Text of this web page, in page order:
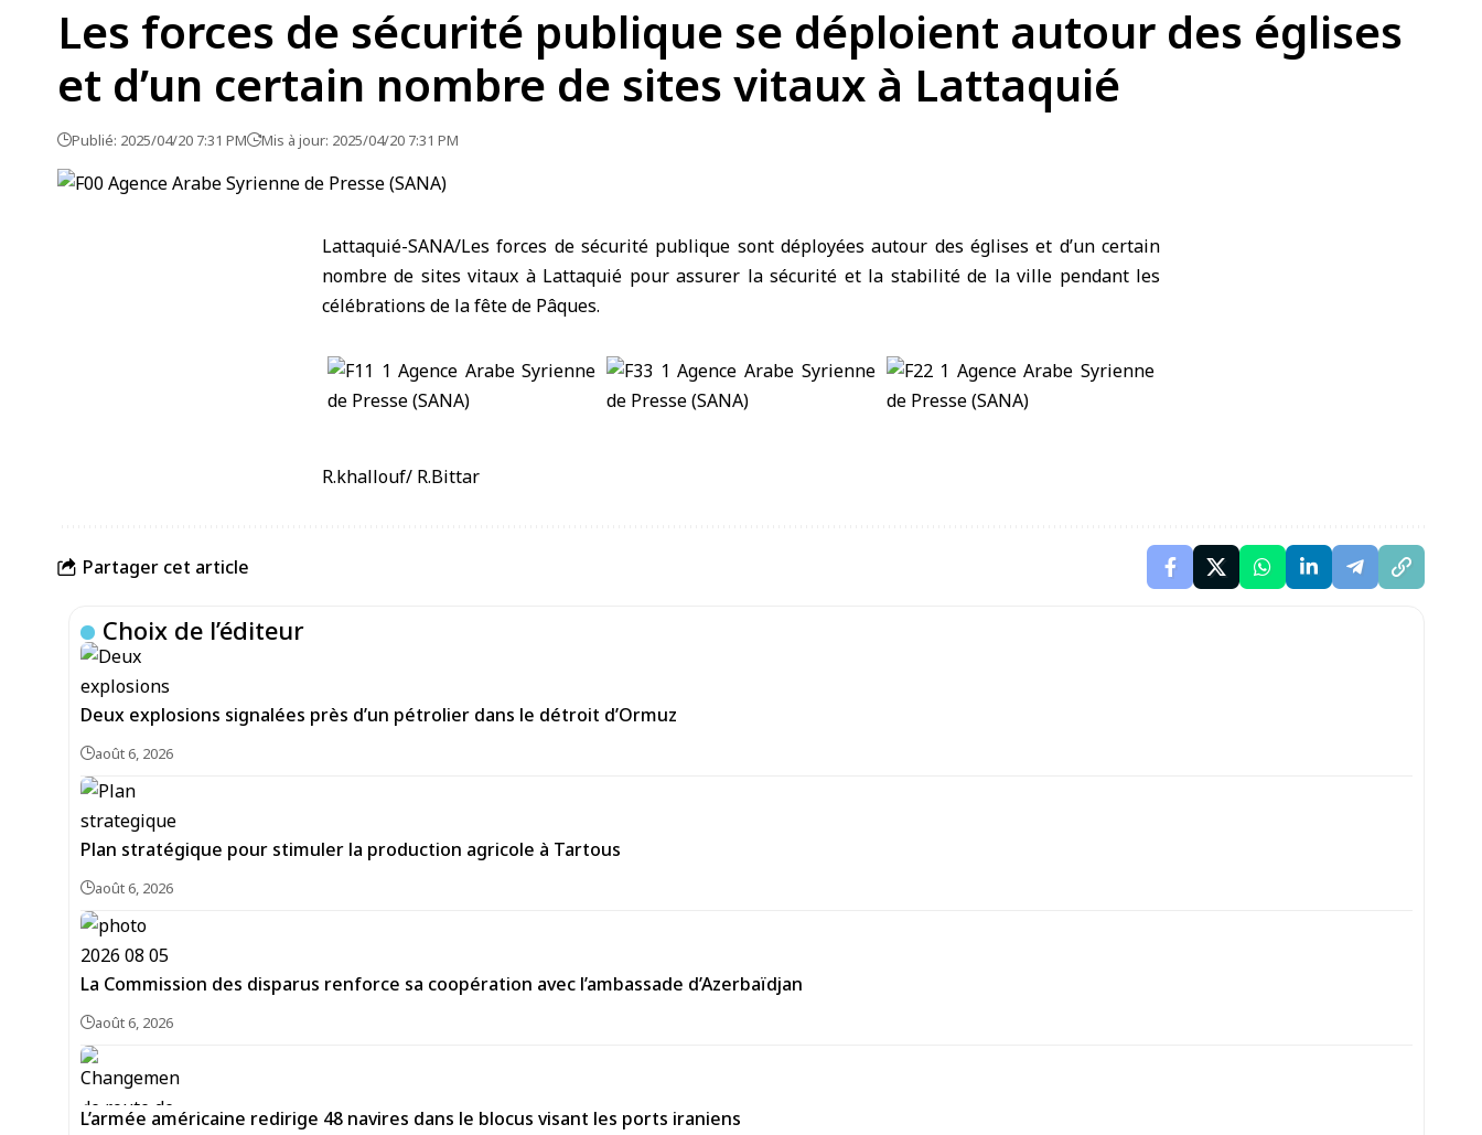
Les forces de sécurité publique se déploient autour des églises
et d’un certain nombre de sites vitaux à Lattaquié
Publié: 2025/04/20 7:31 PM Mis à jour: 2025/04/20 7:31 PM
Lattaquié-SANA/Les forces de sécurité publique sont déployées autour des églises et d’un certain
nombre de sites vitaux à Lattaquié pour assurer la sécurité et la stabilité de la ville pendant les
célébrations de la fête de Pâques.
R.khallouf/ R.Bittar
Partager cet article
Choix de l’éditeur
Deux explosions signalées près d’un pétrolier dans le détroit d’Ormuz
août 6, 2026
Plan stratégique pour stimuler la production agricole à Tartous
août 6, 2026
La Commission des disparus renforce sa coopération avec l’ambassade d’Azerbaïdjan
août 6, 2026
L’armée américaine redirige 48 navires dans le blocus visant les ports iraniens